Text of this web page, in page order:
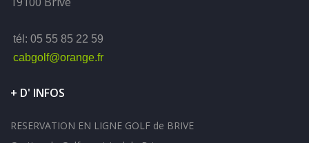
tél: 05 55 85 22 59
cabgolf@orange.fr
+ D' INFOS
RESERVATION EN LIGNE GOLF de BRIVE